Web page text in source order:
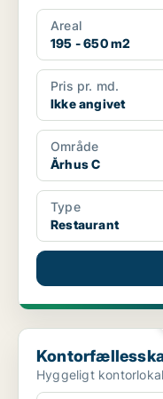
Areal
195 - 650 m2
Pris pr. md.
Ikke angivet
Område
Århus C
Type
Restaurant
Kontorfællesskab i
Hyggeligt